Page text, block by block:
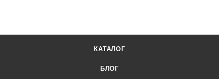
КАТАЛОГ
БЛОГ